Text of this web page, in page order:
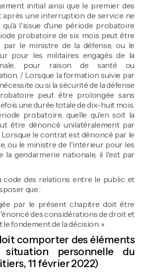
initial ainsi que le premier des
une interruption de service ne
l'issue d'une période probatoire
probatoire de six mois peut être
par le ministre de la défense, ou le
pour les militaires engagés de la
pour raison de santé ou
/ Lorsque la formation suivie par
ou si la sécurité de la défense
peut être prolongée sans
une durée totale de dix-huit mois.
probatoire, quelle qu'en soit la
être dénoncé unilatéralement par
le contrat est dénoncé par le
ou le ministre de l'intérieur pour les
la gendarmerie nationale, il l'est par
code des relations entre le public et
que :
par le présent chapitre doit être
des considérations de droit et
fondement de la décision. »
comporter des éléments
personnelle du
11 février 2022)